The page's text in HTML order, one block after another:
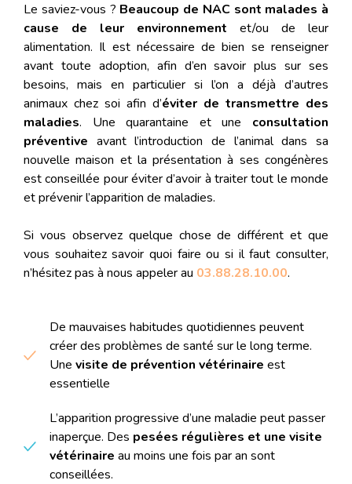
Le saviez-vous ? Beaucoup de NAC sont malades à
cause de leur environnement et/ou de leur
alimentation. Il est nécessaire de bien se renseigner
avant toute adoption, afin d’en savoir plus sur ses
besoins, mais en particulier si l’on a déjà d’autres
animaux chez soi afin d’éviter de transmettre des
maladies. Une quarantaine et une consultation
préventive avant l’introduction de l’animal dans sa
nouvelle maison et la présentation à ses congénères
est conseillée pour éviter d’avoir à traiter tout le monde
et prévenir l’apparition de maladies.
Si vous observez quelque chose de différent et que
vous souhaitez savoir quoi faire ou si il faut consulter,
n’hésitez pas à nous appeler au 03.88.28.10.00.
De mauvaises habitudes quotidiennes peuvent
créer des problèmes de santé sur le long terme.
Une visite de prévention vétérinaire est
essentielle
L’apparition progressive d’une maladie peut passer
inaperçue. Des pesées régulières et une visite
vétérinaire au moins une fois par an sont
conseillées.